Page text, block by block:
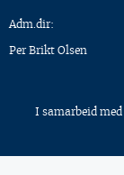
Adm.dir:
Per Brikt Olsen
I samarbeid med